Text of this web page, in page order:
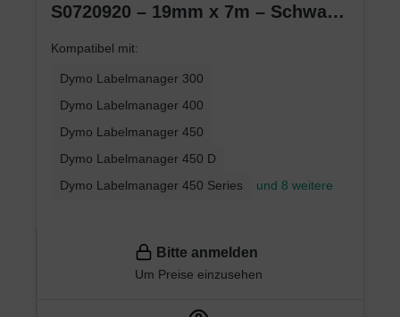
S0720920 – 19mm x 7m – Schwarz
Kompatibel mit:
Dymo Labelmanager 300
Dymo Labelmanager 400
Dymo Labelmanager 450
Dymo Labelmanager 450 D
Dymo Labelmanager 450 Series
und 8 weitere
Bitte anmelden
Um Preise einzusehen